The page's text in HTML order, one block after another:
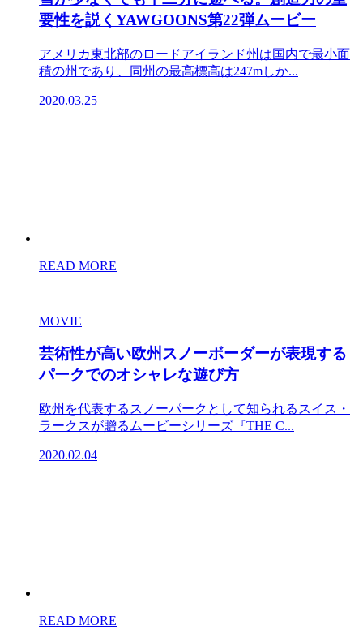
要性を説くYAWGOONS第22弾ムービー
アメリカ東北部のロードアイランド州は国内で最小面
積の州であり、同州の最高標高は247mしか...
2020.03.25
READ MORE
MOVIE
芸術性が高い欧州スノーボーダーが表現する
パークでのオシャレな遊び方
欧州を代表するスノーパークとして知られるスイス・
ラークスが贈るムービーシリーズ『THE C...
2020.02.04
READ MORE